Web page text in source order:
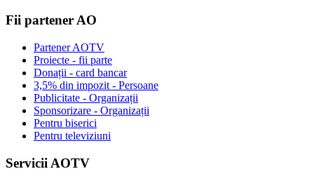
Fii partener AO
Partener AOTV
Proiecte - fii parte
Donații - card bancar
3,5% din impozit - Persoane
Publicitate - Organizații
Sponsorizare - Organizații
Pentru biserici
Pentru televiziuni
Servicii AOTV